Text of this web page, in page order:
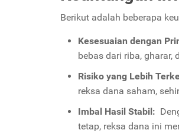
Berikut adalah beberapa
Kesesuaian dengan
bebas dari riba,
Risiko yang Lebih
reksa dana saham,
Imbal Hasil Stabil:
tetap, reksa dana ini